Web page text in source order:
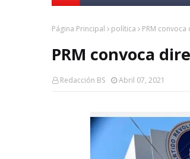
Página Principal política PRM
PRM convoca
Redacción BS Abril 07, 2021